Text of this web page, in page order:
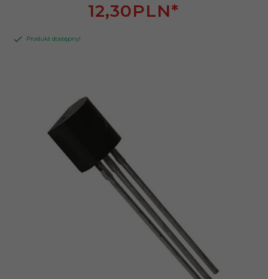
12,30PLN*
Produkt dostępny!